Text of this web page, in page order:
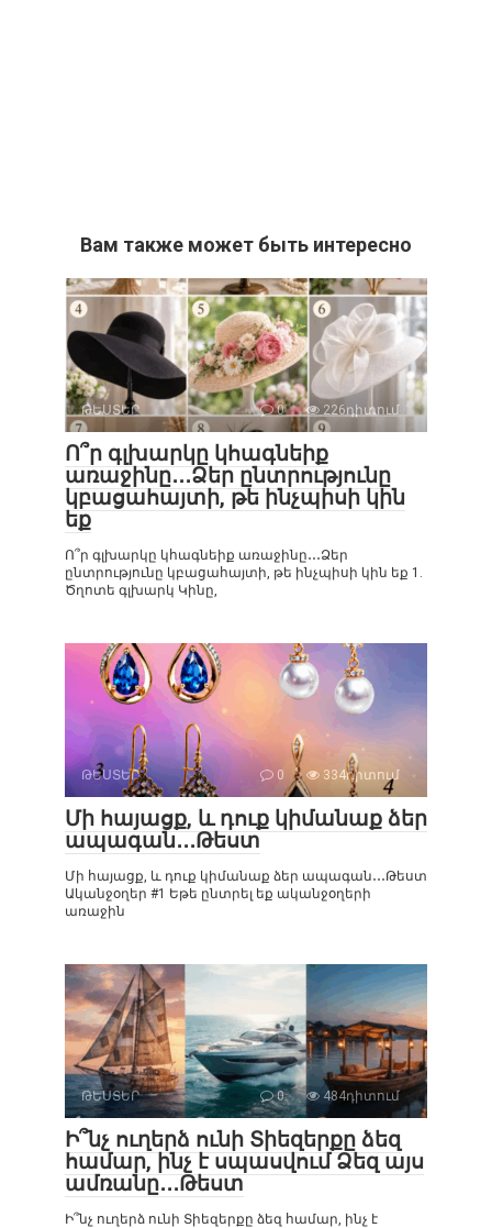
Вам также может быть интересно
ԹԵՍՏԵՐ 0 226դիտում
Ո՞ր գլխարկը կհագնեիք
առաջինը․․․Ձեր ընտրությունը
կբացահայտի, թե ինչպիսի կին
եք
Ո՞ր գլխարկը կհագնեիք առաջինը․․․Ձեր
ընտրությունը կբացահայտի, թե ինչպիսի կին եք 1.
Ծղոտե գլխարկ Կինը,
ԹԵՍՏԵՐ 0 334դիտում
Մի հայացք, և դուք կիմանաք ձեր
ապագան․․․Թեստ
Մի հայացք, և դուք կիմանաք ձեր ապագան․․․Թեստ
Ականջօղեր #1 Եթե ընտրել եք ականջօղերի
առաջին
ԹԵՍՏԵՐ 0 484դիտում
Ի՞նչ ուղերձ ունի Տիեզերքը ձեզ
համար, ինչ է սպասվում Ձեզ այս
ամռանը․․․Թեստ
Ի՞նչ ուղերձ ունի Տիեզերքը ձեզ համար, ինչ է